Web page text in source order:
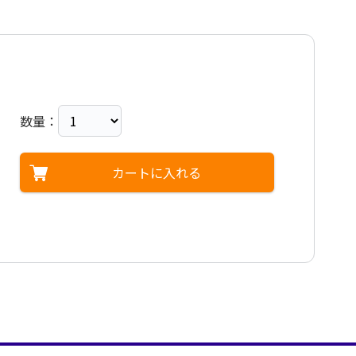
数量：
カートに入れる